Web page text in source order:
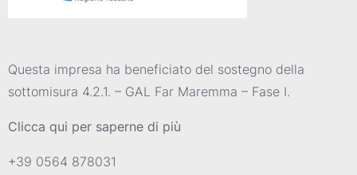
Questa impresa ha beneficiato del sostegno della
sottomisura 4.2.1. – GAL Far Maremma – Fase I.
Clicca qui per saperne di più
+39 0564 878031